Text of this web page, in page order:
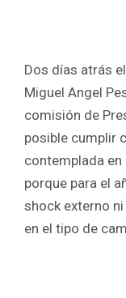
Dos días atrás
Miguel Angel
comisión de
posible cumplir
contemplada
porque para el
shock externo
en el tipo de